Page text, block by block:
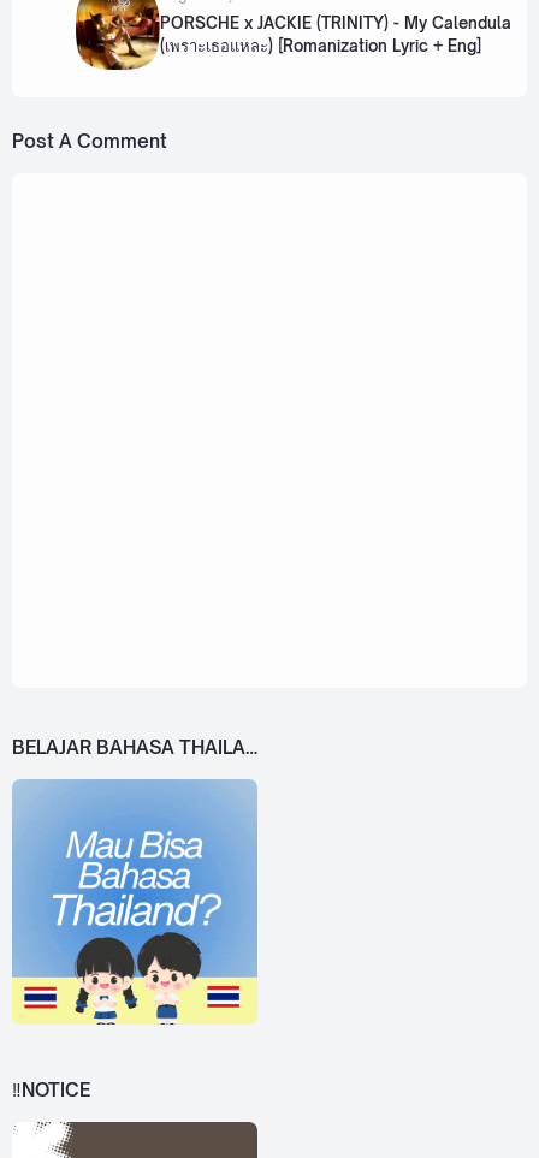
PORSCHE x JACKIE (TRINITY) - My Calendula
(เพราะเธอแหละ) [Romanization Lyric + Eng]
Post A Comment
BELAJAR BAHASA THAILAND DARI 0!
‼️NOTICE